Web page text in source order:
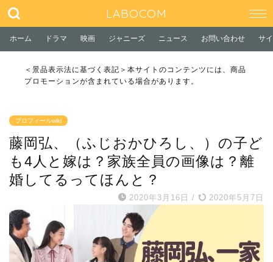
LABOCOM
ホーム ドラマ 映画 ジャニーズ ニュース お問い合わせ サ
＜景品表示法に基づく表記＞本サイトのコンテンツには、商品
プロモーションが含まれている場合があります。
プロフィールwiki
藤岡弘、（ふじおかひろし、）の子ど
も4人と嫁は？家族全員の画像は？離
婚してるってほんと？
2020年3月16日 / 2020年5月7日